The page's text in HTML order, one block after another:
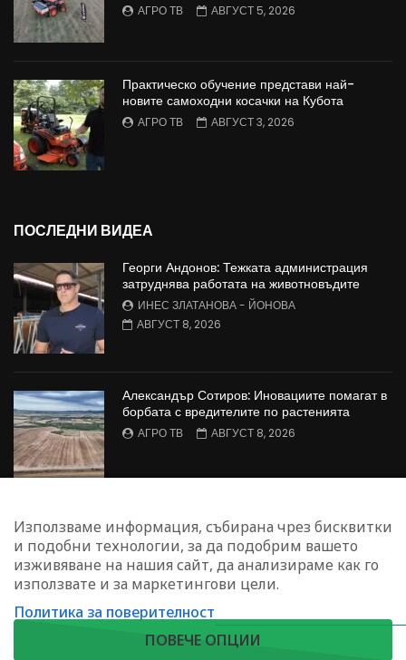
АГРО ТВ АВГУСТ 5, 2026
Практическо обучение представи най-
новите самоходни косачки на Кубота
АГРО ТВ АВГУСТ 3, 2026
ПОСЛЕДНИ ВИДЕА
Георги Андонов: Тежката администрация
затруднява работата на животновъдите
ИНЕС ЗЛАТАНОВА - ЙОНОВА
АВГУСТ 8, 2026
Александър Сотиров: Иновациите помагат в
борбата с вредителите по растенията
АГРО ТВ АВГУСТ 8, 2026
МАЛИНОПРОИЗВОДСТВО: Недостиг на
работна ръка в сектора
БОЖИДАР КАПИТАНСКИ АВГУСТ 8, 2026
Използваме информация, събирана чрез бисквитки
и подобни технологии, за да подобрим вашето
изживяване на нашия сайт, да анализираме как го
използвате и за маркетингови цели.
Политика за поверителност
ПОВЕЧЕ ОПЦИИ
ЗАПИШЕТЕ СЕ ЗА НАШИЯ БЮЛЕТИН